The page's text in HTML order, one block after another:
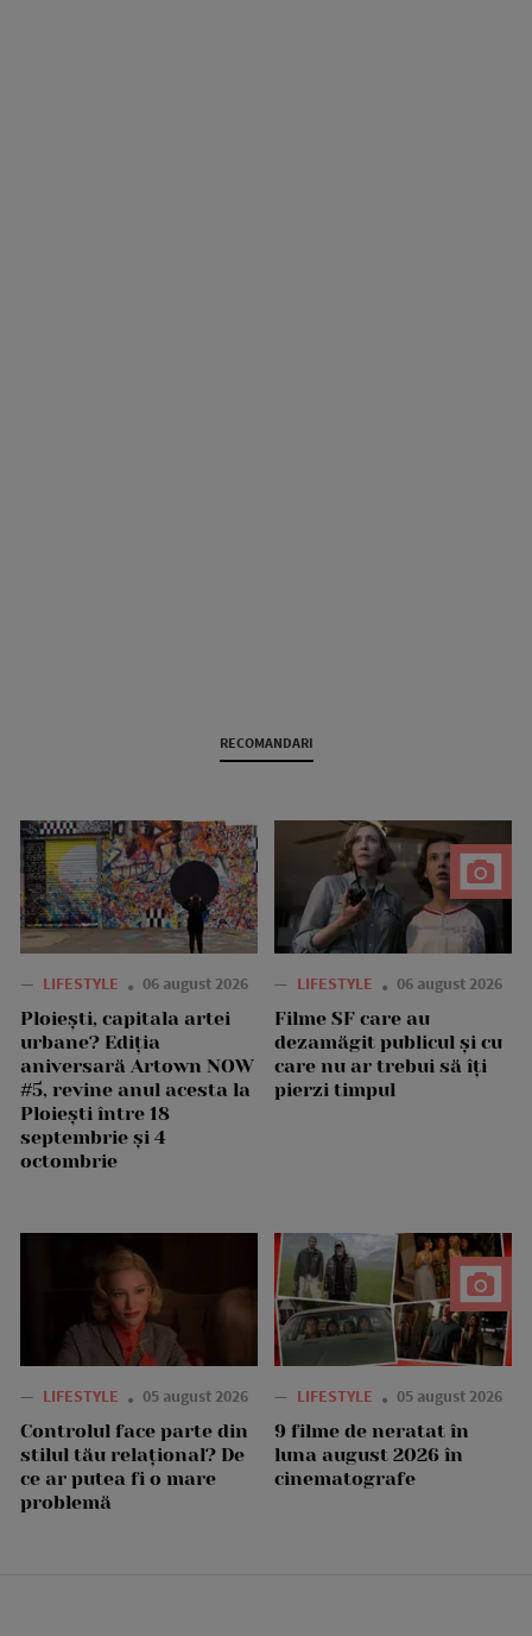
RECOMANDARI
— LIFESTYLE 06 august 2026
Ploiești, capitala artei
urbane? Ediția
aniversară Artown NOW
#5, revine anul acesta la
Ploiești între 18
septembrie și 4
octombrie
— LIFESTYLE 06 august 2026
Filme SF care au
dezamăgit publicul și cu
care nu ar trebui să îți
pierzi timpul
— LIFESTYLE 05 august 2026
Controlul face parte din
stilul tău relațional? De
ce ar putea fi o mare
problemă
— LIFESTYLE 05 august 2026
9 filme de neratat în
luna august 2026 în
cinematografe